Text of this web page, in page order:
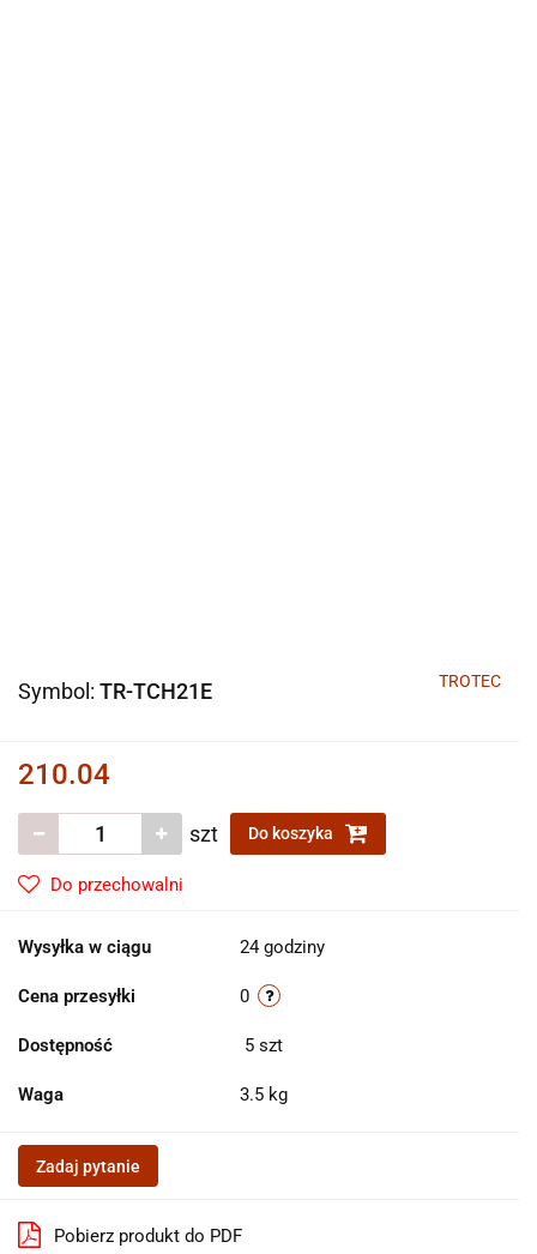
Symbol: TR-TCH21E TROTEC
210.04
szt Do koszyka
Do przechowalni
Wysyłka w ciągu 24 godziny
Cena przesyłki 0
Dostępność 5 szt
Waga 3.5 kg
Zadaj pytanie
Pobierz produkt do PDF